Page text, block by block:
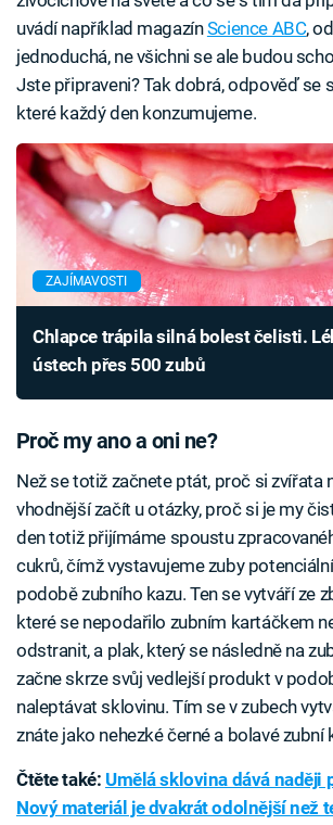
uvádí například magazínScience ABC,
jednoduchá, ne všichni se ale budou
Jste připraveni? Tak dobrá, odpověď se
které každý den konzumujeme.
ZAJÍMAVOSTI
Chlapce trápila silná bolest čelisti.
ústech přes 500 zubů
Proč my ano a oni ne?
Než se totiž začnete ptát, proč si zvířata
vhodnější začít u otázky, proč si je my
den totiž přijímáme spoustu
cukrů, čímž vystavujeme zuby
podobě zubního kazu. Ten se vytváří ze
které se nepodařilo zubním kartáčkem
odstranit, a plak, který se následně na
začne skrze svůj vedlejší produkt v
naleptávat sklovinu. Tím se v zubech
znáte jako nehezké černé a bolavé zubní
Čtěte také: Umělá sklovina dává naději
Nový materiál je dvakrát odolnější než